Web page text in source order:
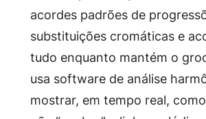
acordes padrões de
substituições cromáticas e
tudo enquanto mantém o
usa software de análise
mostrar, em tempo real,